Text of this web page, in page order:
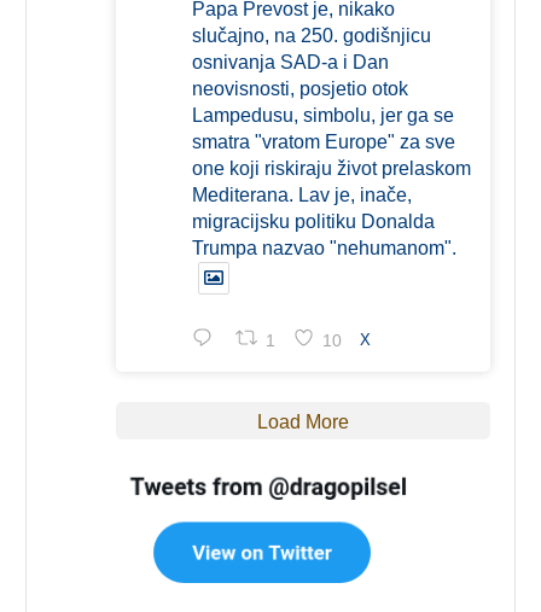
Papa Prevost je, nikako
slučajno, na 250. godišnjicu
osnivanja SAD-a i Dan
neovisnosti, posjetio otok
Lampedusu, simbolu, jer ga se
smatra "vratom Europe" za sve
one koji riskiraju život prelaskom
Mediterana. Lav je, inače,
migracijsku politiku Donalda
Trumpa nazvao "nehumanom".
1 10 X
Load More